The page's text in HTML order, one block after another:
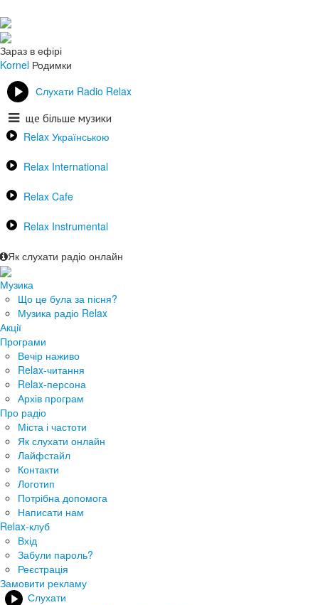
Зараз в ефірі
Kornel Родимки
Слухати Radio Relax
ще більше музики
Relax Українською
Relax International
Relax Cafe
Relax Instrumental
Як слухати радіо онлайн
Музика
Що це була за пісня?
Музика радіо Relax
Акції
Програми
Вечір наживо
Relax-читання
Relax-персона
Архів програм
Про радіо
Міста і частоти
Як слухати онлайн
Лайфстайл
Контакти
Логотип
Потрібна допомога
Написати нам
Relax-клуб
Вхід
Забули пароль?
Реєстрація
Замовити рекламу
Слухати